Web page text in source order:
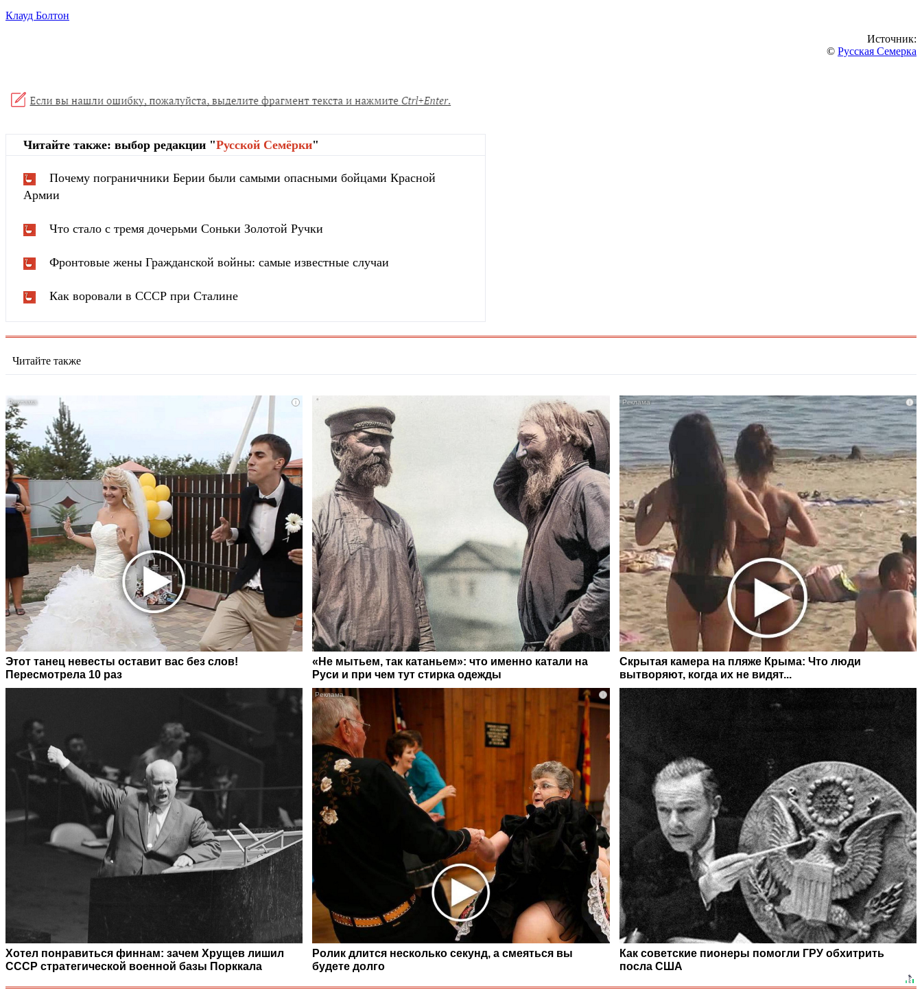
Клауд Болтон
Источник:
© Русская Семерка
Читайте также: выбор редакции "Русской Cемёрки"
Почему пограничники Берии были самыми опасными бойцами Красной
Армии
Что стало с тремя дочерьми Соньки Золотой Ручки
Фронтовые жены Гражданской войны: самые известные случаи
Как воровали в СССР при Сталине
Читайте также
i
Этот танец невесты оставит вас без слов!
Пересмотрела 10 раз
«Не мытьем, так катаньем»: что именно катали на
Руси и при чем тут стирка одежды
i
Скрытая камера на пляже Крыма: Что люди
вытворяют, когда их не видят...
Хотел понравиться финнам: зачем Хрущев лишил
СССР стратегической военной базы Порккала
i
Ролик длится несколько секунд, а смеяться вы
будете долго
Как советские пионеры помогли ГРУ обхитрить
посла США